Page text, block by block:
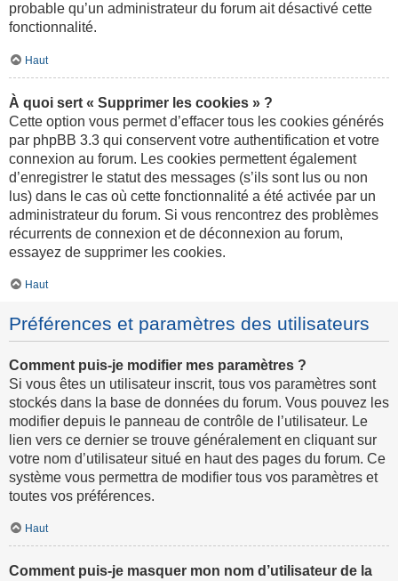
probable qu’un administrateur du forum ait désactivé cette
fonctionnalité.
Haut
À quoi sert « Supprimer les cookies » ?
Cette option vous permet d’effacer tous les cookies générés
par phpBB 3.3 qui conservent votre authentification et votre
connexion au forum. Les cookies permettent également
d’enregistrer le statut des messages (s’ils sont lus ou non
lus) dans le cas où cette fonctionnalité a été activée par un
administrateur du forum. Si vous rencontrez des problèmes
récurrents de connexion et de déconnexion au forum,
essayez de supprimer les cookies.
Haut
Préférences et paramètres des utilisateurs
Comment puis-je modifier mes paramètres ?
Si vous êtes un utilisateur inscrit, tous vos paramètres sont
stockés dans la base de données du forum. Vous pouvez les
modifier depuis le panneau de contrôle de l’utilisateur. Le
lien vers ce dernier se trouve généralement en cliquant sur
votre nom d’utilisateur situé en haut des pages du forum. Ce
système vous permettra de modifier tous vos paramètres et
toutes vos préférences.
Haut
Comment puis-je masquer mon nom d’utilisateur de la